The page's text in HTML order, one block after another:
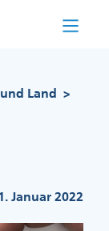
Land >
Januar 2022